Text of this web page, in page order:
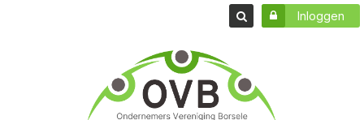
Inloggen